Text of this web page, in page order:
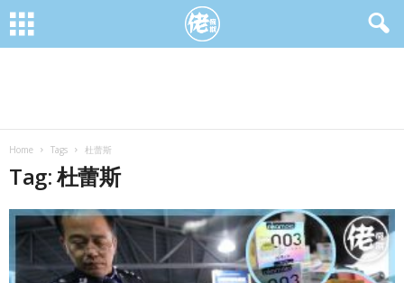
Home Tags 杜蕾斯
Tag: 杜蕾斯